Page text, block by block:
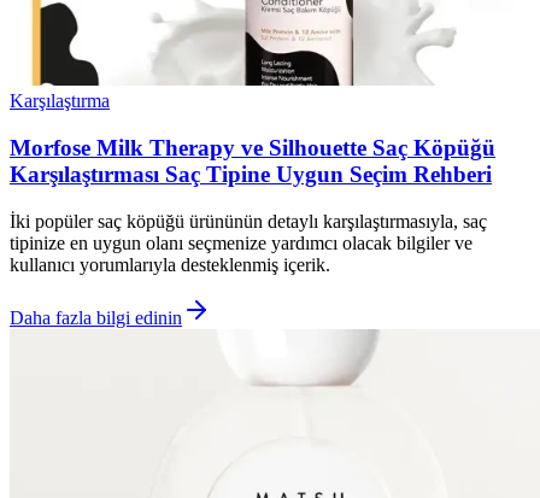
Karşılaştırma
Morfose Milk Therapy ve Silhouette Saç Köpüğü
Karşılaştırması Saç Tipine Uygun Seçim Rehberi
İki popüler saç köpüğü ürününün detaylı karşılaştırmasıyla, saç
tipinize en uygun olanı seçmenize yardımcı olacak bilgiler ve
kullanıcı yorumlarıyla desteklenmiş içerik.
Daha fazla bilgi edinin